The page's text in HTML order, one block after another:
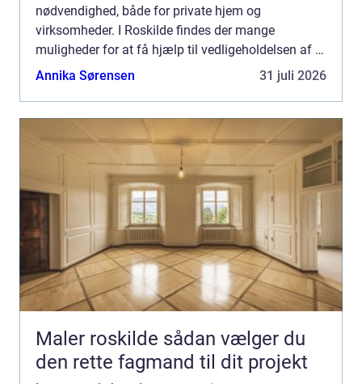
nødvendighed, både for private hjem og
virksomheder. I Roskilde findes der mange
muligheder for at få hjælp til vedligeholdelsen af et
rent og sundt indeklima. Én sær...
Annika Sørensen 31 juli 2026
Maler roskilde sådan vælger du
den rette fagmand til dit projekt